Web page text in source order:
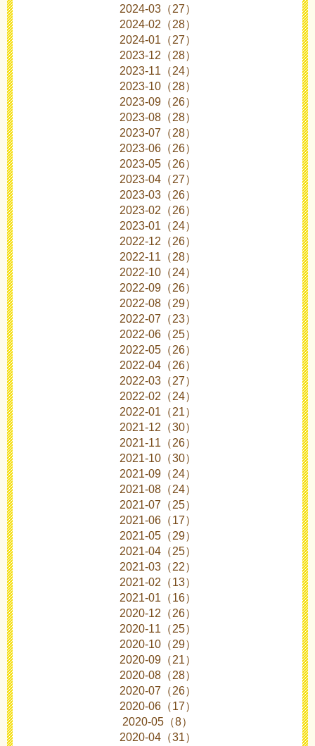
2024-03（27）
2024-02（28）
2024-01（27）
2023-12（28）
2023-11（24）
2023-10（28）
2023-09（26）
2023-08（28）
2023-07（28）
2023-06（26）
2023-05（26）
2023-04（27）
2023-03（26）
2023-02（26）
2023-01（24）
2022-12（26）
2022-11（28）
2022-10（24）
2022-09（26）
2022-08（29）
2022-07（23）
2022-06（25）
2022-05（26）
2022-04（26）
2022-03（27）
2022-02（24）
2022-01（21）
2021-12（30）
2021-11（26）
2021-10（30）
2021-09（24）
2021-08（24）
2021-07（25）
2021-06（17）
2021-05（29）
2021-04（25）
2021-03（22）
2021-02（13）
2021-01（16）
2020-12（26）
2020-11（25）
2020-10（29）
2020-09（21）
2020-08（28）
2020-07（26）
2020-06（17）
2020-05（8）
2020-04（31）